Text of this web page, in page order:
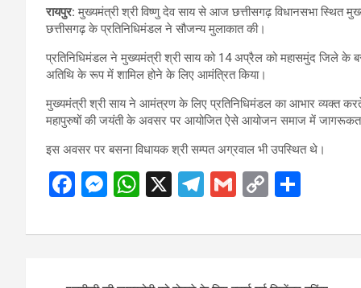
रायपुर: मुख्यमंत्री श्री विष्णु देव साय से आज छत्तीसगढ़ विधानसभा स्थित
छत्तीसगढ़ के प्रतिनिधिमंडल ने सौजन्य मुलाकात की।
प्रतिनिधिमंडल ने मुख्यमंत्री श्री साय को 14 अप्रैल को महासमुंद जिले
अतिथि के रूप में शामिल होने के लिए आमंत्रित किया।
मुख्यमंत्री श्री साय ने आमंत्रण के लिए प्रतिनिधिमंडल का आभार व्यक्त
महापुरुषों की जयंती के अवसर पर आयोजित ऐसे आयोजन समाज में
इस अवसर पर बसना विधायक श्री सम्पत अग्रवाल भी उपस्थित थे।
F
ce
M
se
W
at
X
T
e
G
ail
C
py ar